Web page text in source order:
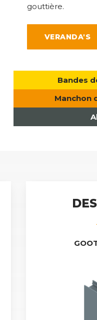
gouttière.
VERANDA'S
Bandes
Manchon